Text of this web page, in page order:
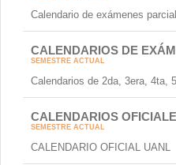
Calendario de exámenes
CALENDARIOS DE
SEMESTRE ACTUAL
Calendarios de 2da, 3era, 4ta,
CALENDARIOS
SEMESTRE ACTUAL
CALENDARIO OFICIAL UANL